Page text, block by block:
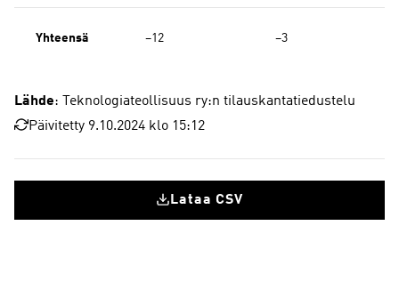
Yhteensä −12 −3
Lähde: Teknologiateollisuus ry:n tilauskantatiedustelu
Päivitetty 9.10.2024 klo 15:12
Lataa CSV